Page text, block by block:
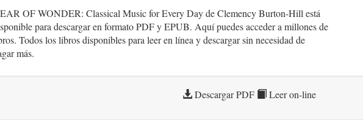
OF WONDER: Classical Music for Every Day de Clemency Burton-Hill está
para descargar en formato PDF y EPUB. Aquí puedes acceder a millones de
Todos los libros disponibles para leer en línea y descargar sin necesidad de
más.
Descargar PDF Leer on-line